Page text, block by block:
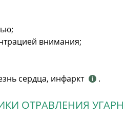
внимания;
сердца, инфаркт
.
ОТРАВЛЕНИЯ